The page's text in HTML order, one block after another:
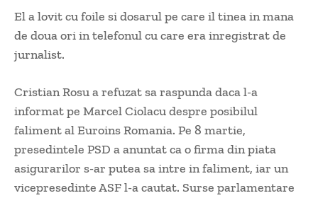
El a lovit cu foile si dosarul pe care il tinea in mana
de doua ori in telefonul cu care era inregistrat de
jurnalist.
Cristian Rosu a refuzat sa raspunda daca l-a
informat pe Marcel Ciolacu despre posibilul
faliment al Euroins Romania. Pe 8 martie,
presedintele PSD a anuntat ca o firma din piata
asigurarilor s-ar putea sa intre in faliment, iar un
vicepresedinte ASF l-a cautat. Surse parlamentare